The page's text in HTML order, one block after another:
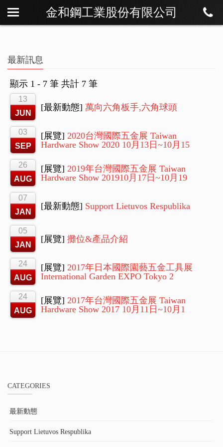
金和鋼工業股份有限公司
關於我們
商品櫥窗
聯絡我們
最新訊息
顯示 1 - 7 筆 共計 7 筆
13
JUN
[最新動態] 萬向六角板手,六角球頭
03
SEP
[展覽] 2020台灣國際五金展 Taiwan
Hardware Show 2020 10月13日~10月15
26
AUG
[展覽] 2019年台灣國際五金展 Taiwan
Hardware Show 201910月17日~10月19
07
JAN
[最新動態] Support Lietuvos Respublika
05
JAN
[展覽] 攤位&產品介紹
24
AUG
[展覽] 2017年日本國際園藝五金工具展
International Garden EXPO Tokyo 2
24
AUG
[展覽] 2017年台灣國際五金展 Taiwan
Hardware Show 2017 10月11日~10月1
CATEGORIES
最新動態
Support Lietuvos Respublika